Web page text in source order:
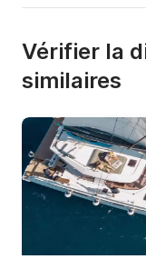
Vérifier la
similaires